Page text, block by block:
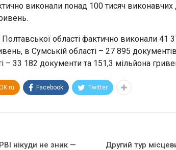
виконали понад 100 тисяч виконавчих
області фактично виконали 41
в Сумській області – 27 895
– 33 182 документи та 151,3 мільйона
Facebook Twitter
нікуди не зник —
Другий тур